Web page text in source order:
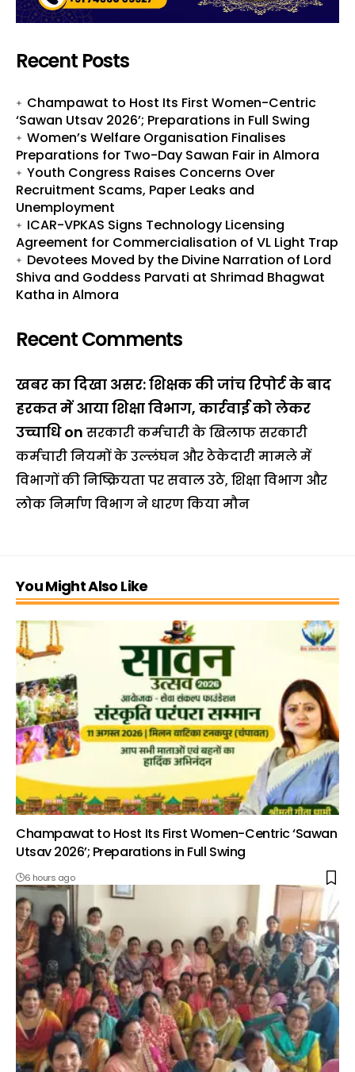
Recent Posts
Champawat to Host Its First Women-Centric
‘Sawan Utsav 2026’; Preparations in Full Swing
Women’s Welfare Organisation Finalises
Preparations for Two-Day Sawan Fair in Almora
Youth Congress Raises Concerns Over
Recruitment Scams, Paper Leaks and
Unemployment
ICAR-VPKAS Signs Technology Licensing
Agreement for Commercialisation of VL Light Trap
Devotees Moved by the Divine Narration of Lord
Shiva and Goddess Parvati at Shrimad Bhagwat
Katha in Almora
Recent Comments
खबर का दिखा असर: शिक्षक की जांच रिपोर्ट के बाद
हरकत में आया शिक्षा विभाग, कार्रवाई को लेकर
उच्चाधिon सरकारी कर्मचारी के खिलाफ सरकारी
कर्मचारी नियमों के उल्लंघन और ठेकेदारी मामले में
विभागों की निष्क्रियता पर सवाल उठे, शिक्षा विभाग और
लोक निर्माण विभाग ने धारण किया मौन
You Might Also Like
Champawat to Host Its First Women-Centric ‘Sawan
Utsav 2026’; Preparations in Full Swing
6 hours ago